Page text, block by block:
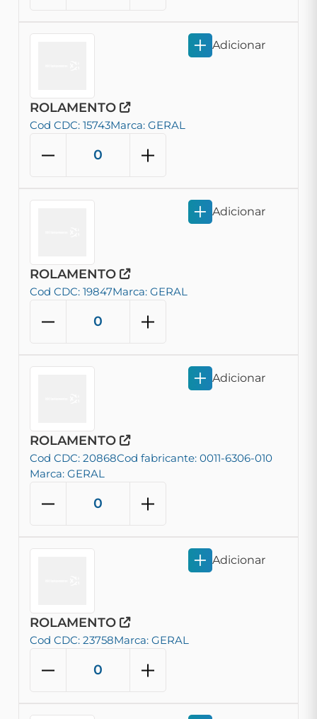
ROLAMENTO
Cod CDC: 15743Marca: GERAL
Adicionar
ROLAMENTO
Cod CDC: 19847Marca: GERAL
Adicionar
ROLAMENTO
Cod CDC: 20868Cod fabricante: 0011-6306-010
Marca: GERAL
Adicionar
ROLAMENTO
Cod CDC: 23758Marca: GERAL
Adicionar